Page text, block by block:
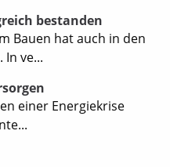
bestanden
Bauen hat auch in den
ve...
einer Energiekrise